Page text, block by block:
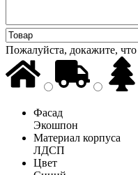
Пожалуйста, докажите,
Фасад
Экошпон
Материал корпуса
ЛДСП
Цвет